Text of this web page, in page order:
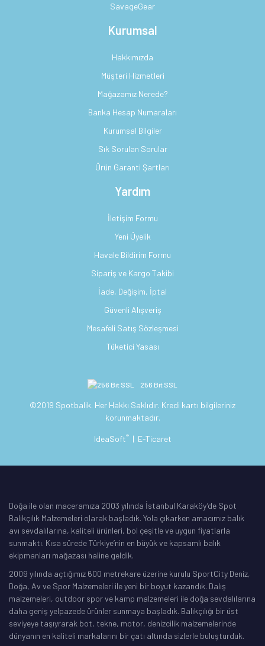
SavageGear
Kurumsal
Hakkımızda
Müşteri Hizmetleri
Mağazamız Nerede?
Banka Hesap Numaraları
Kurumsal Bilgiler
Sık Sorulan Sorular
Ürün Garanti Şartları
Yardım
İletişim Formu
Yeni Üyelik
Havale Bildirim Formu
Sipariş ve Kargo Takibi
İade, Değişim, İptal
Güvenli Alışveriş
Mesafeli Satış Sözleşmesi
Tüketici Yasası
256 Bit SSL
©2019 Spotbalik. Her Hakkı Saklıdır. Kredi kartı bilgileriniz
korunmaktadır.
IdeaSoft® | E-Ticaret
Doğa ile olan maceramıza 2003 yılında İstanbul Karaköy’de Spot
Balıkçılık Malzemeleri olarak başladık. Yola çıkarken amacımız balık
avı sevdalılarına, kaliteli ürünleri, bol çeşitle ve uygun fiyatlarla
sunmaktı. Kısa sürede Türkiye’nin en büyük ve kapsamlı balık
ekipmanları mağazası haline geldik.
2009 yılında açtığımız 600 metrekare üzerine kurulu SportCity Deniz,
Doğa, Av ve Spor Malzemeleri ile yeni bir boyut kazandık. Dalış
malzemeleri, outdoor spor ve kamp malzemeleri ile doğa sevdalılarına
daha geniş yelpazede ürünler sunmaya başladık. Balıkçılığı bir üst
seviyeye taşıyrarak bot, tekne, motor, denizcilik malzemelerinde
dünyanın en kaliteli markalarını bir çatı altında sizlerle buluşturduk.